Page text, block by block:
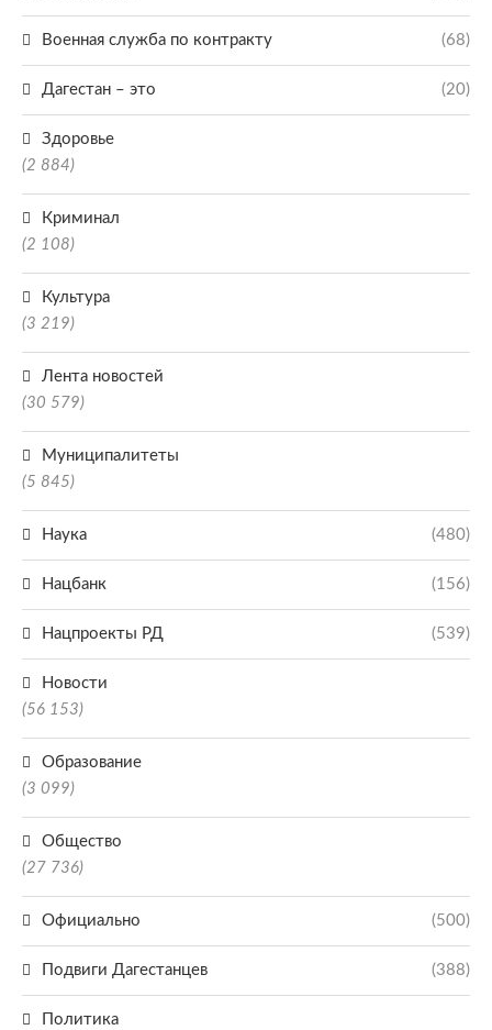
Военная служба по контракту (68)
Дагестан – это (20)
Здоровье
(2 884)
Криминал
(2 108)
Культура
(3 219)
Лента новостей
(30 579)
Муниципалитеты
(5 845)
Наука (480)
Нацбанк (156)
Нацпроекты РД (539)
Новости
(56 153)
Образование
(3 099)
Общество
(27 736)
Официально (500)
Подвиги Дагестанцев (388)
Политика